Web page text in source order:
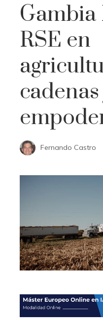
Gambia
RSE en
Fernando Castro